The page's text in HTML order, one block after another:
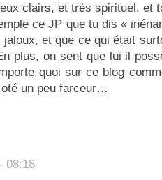
clairs, et très spirituel, et
ce JP que tu dis «
et que ce qui était
plus, on sent que lui il
quoi sur ce blog
un peu farceur…
08:18